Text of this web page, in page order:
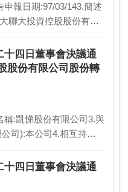
申報日期:97/03/143.簡述
聯大投資控股股份有限
十四日董事會決議通
股份有限公司股份轉
稱:凱悌股份有限公司3.與
司):本公司4.相互持股
十四日董事會決議通